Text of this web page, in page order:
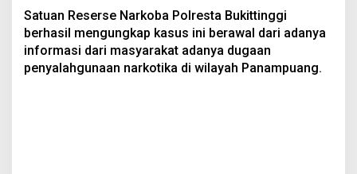
Satuan Reserse Narkoba Polresta Bukittinggi
berhasil mengungkap kasus ini berawal dari adanya
informasi dari masyarakat adanya dugaan
penyalahgunaan narkotika di wilayah Panampuang.